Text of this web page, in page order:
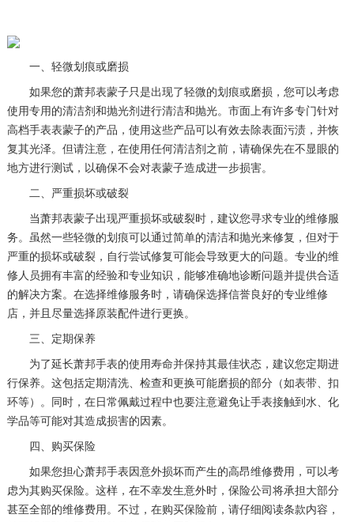
一、轻微划痕或磨损
如果您的萧邦表蒙子只是出现了轻微的划痕或磨损，您可以考虑
使用专用的清洁剂和抛光剂进行清洁和抛光。市面上有许多专门针对
高档手表表蒙子的产品，使用这些产品可以有效去除表面污渍，并恢
复其光泽。但请注意，在使用任何清洁剂之前，请确保先在不显眼的
地方进行测试，以确保不会对表蒙子造成进一步损害。
二、严重损坏或破裂
当萧邦表蒙子出现严重损坏或破裂时，建议您寻求专业的维修服
务。虽然一些轻微的划痕可以通过简单的清洁和抛光来修复，但对于
严重的损坏或破裂，自行尝试修复可能会导致更大的问题。专业的维
修人员拥有丰富的经验和专业知识，能够准确地诊断问题并提供合适
的解决方案。在选择维修服务时，请确保选择信誉良好的专业维修
店，并且尽量选择原装配件进行更换。
三、定期保养
为了延长萧邦手表的使用寿命并保持其最佳状态，建议您定期进
行保养。这包括定期清洗、检查和更换可能磨损的部分（如表带、扣
环等）。同时，在日常佩戴过程中也要注意避免让手表接触到水、化
学品等可能对其造成损害的因素。
四、购买保险
如果您担心萧邦手表因意外损坏而产生的高昂维修费用，可以考
虑为其购买保险。这样，在不幸发生意外时，保险公司将承担大部分
甚至全部的维修费用。不过，在购买保险前，请仔细阅读条款内容，